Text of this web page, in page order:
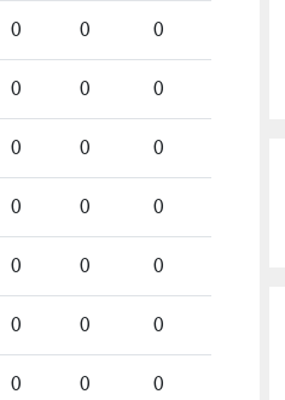
0 0 0
0 0 0
0 0 0
0 0 0
0 0 0
0 0 0
0 0 0